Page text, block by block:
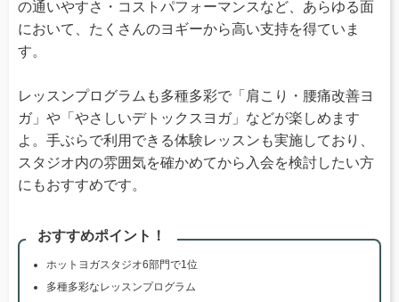
の通いやすさ・コストパフォーマンスなど、あらゆる面
において、たくさんのヨギーから高い支持を得ていま
す。
レッスンプログラムも多種多彩で「肩こり・腰痛改善ヨ
ガ」や「やさしいデトックスヨガ」などが楽しめます
よ。手ぶらで利用できる体験レッスンも実施しており、
スタジオ内の雰囲気を確かめてから入会を検討したい方
にもおすすめです。
おすすめポイント！
ホットヨガスタジオ6部門で1位
多種多彩なレッスンプログラム